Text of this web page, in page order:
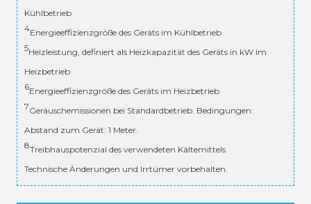
Kühlbetrieb
4Energieeffizienzgröße des Geräts im Kühlbetrieb
5Heizleistung, definiert als Heizkapazität des Geräts in kW im
Heizbetrieb
6Energieeffizienzgröße des Geräts im Heizbetrieb
7Geräuschemissionen bei Standardbetrieb. Bedingungen:
Abstand zum Gerät: 1 Meter.
8Treibhauspotenzial des verwendeten Kältemittels
Technische Änderungen und Irrtümer vorbehalten.